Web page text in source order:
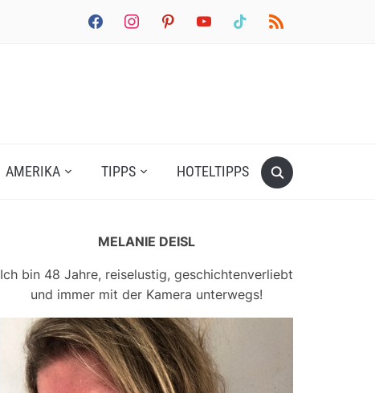
facebookinstagrampinterestyoutube tiktok rss
AMERIKA TIPPS HOTELTIPPS
MELANIE DEISL
Ich bin 48 Jahre, reiselustig, geschichtenverliebt
und immer mit der Kamera unterwegs!